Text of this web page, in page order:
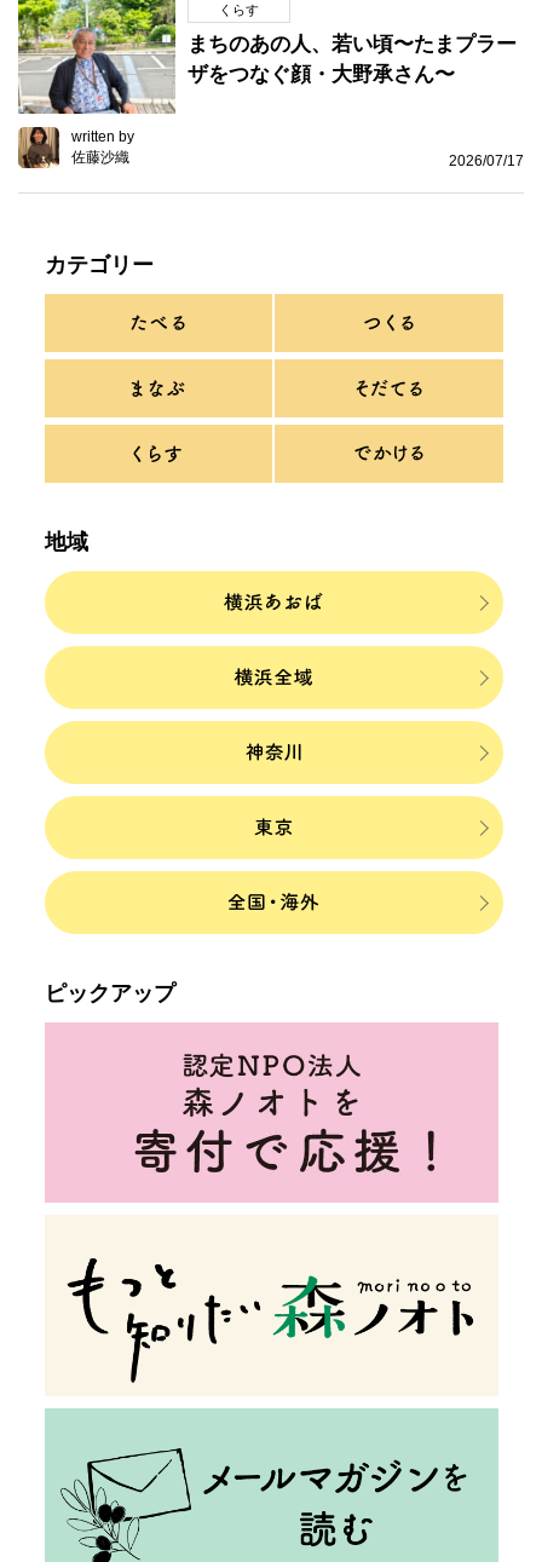
くらす
まちのあの人、若い頃〜たまプラー
ザをつなぐ顔・大野承さん〜
written by
佐藤沙織
2026/07/17
カテゴリー
地域
ピックアップ